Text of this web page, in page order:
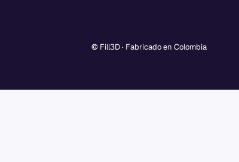
© Fill3D · Fabricado en Colombia